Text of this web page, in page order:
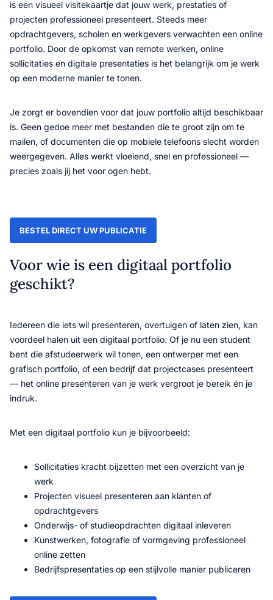
is een visueel visitekaartje dat jouw werk, prestaties of
projecten professioneel presenteert. Steeds meer
opdrachtgevers, scholen en werkgevers verwachten een online
portfolio. Door de opkomst van remote werken, online
sollicitaties en digitale presentaties is het belangrijk om je werk
op een moderne manier te tonen.
Je zorgt er bovendien voor dat jouw portfolio altijd beschikbaar
is. Geen gedoe meer met bestanden die te groot zijn om te
mailen, of documenten die op mobiele telefoons slecht worden
weergegeven. Alles werkt vloeiend, snel en professioneel —
precies zoals jij het voor ogen hebt.
BESTEL DIRECT UW PUBLICATIE
Voor wie is een digitaal portfolio
geschikt?
Iedereen die iets wil presenteren, overtuigen of laten zien, kan
voordeel halen uit een digitaal portfolio. Of je nu een student
bent die afstudeerwerk wil tonen, een ontwerper met een
grafisch portfolio, of een bedrijf dat projectcases presenteert
— het online presenteren van je werk vergroot je bereik én je
indruk.
Met een digitaal portfolio kun je bijvoorbeeld:
Sollicitaties kracht bijzetten met een overzicht van je
werk
Projecten visueel presenteren aan klanten of
opdrachtgevers
Onderwijs- of studieopdrachten digitaal inleveren
Kunstwerken, fotografie of vormgeving professioneel
online zetten
Bedrijfspresentaties op een stijlvolle manier publiceren